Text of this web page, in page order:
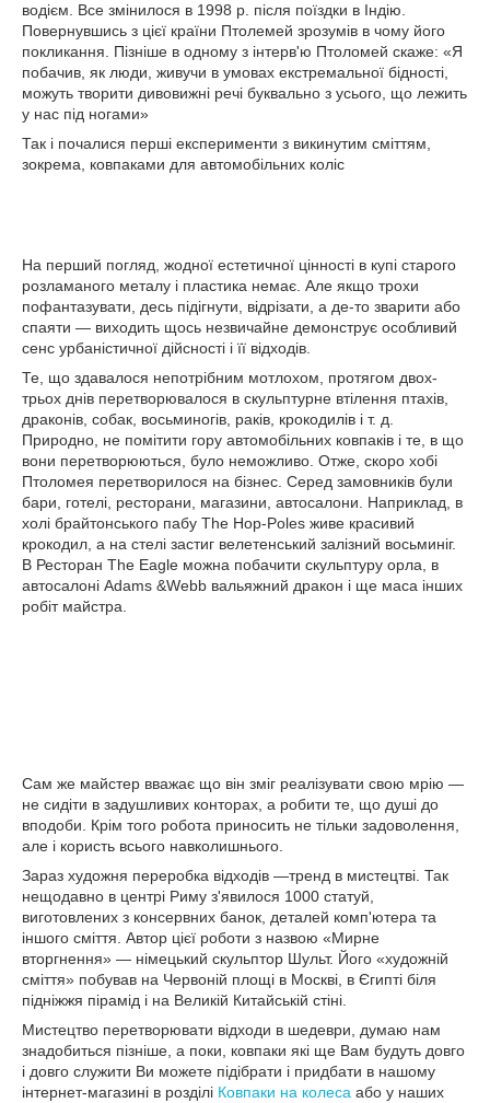
водієм. Все змінилося в 1998 р. після поїздки в Індію.
Повернувшись з цієї країни Птолемей зрозумів в чому його
покликання. Пізніше в одному з інтерв'ю Птоломей скаже: «Я
побачив, як люди, живучи в умовах екстремальної бідності,
можуть творити дивовижні речі буквально з усього, що лежить
у нас під ногами»
Так і почалися перші експерименти з викинутим сміттям,
зокрема, ковпаками для автомобільних коліс
На перший погляд, жодної естетичної цінності в купі старого
розламаного металу і пластика немає. Але якщо трохи
пофантазувати, десь підігнути, відрізати, а де-то зварити або
спаяти — виходить щось незвичайне демонструє особливий
сенс урбаністичної дійсності і її відходів.
Те, що здавалося непотрібним мотлохом, протягом двох-
трьох днів перетворювалося в скульптурне втілення птахів,
драконів, собак, восьминогів, раків, крокодилів і т. д.
Природно, не помітити гору автомобільних ковпаків і те, в що
вони перетворюються, було неможливо. Отже, скоро хобі
Птоломея перетворилося на бізнес. Серед замовників були
бари, готелі, ресторани, магазини, автосалони. Наприклад, в
холі брайтонського пабу The Hop-Poles живе красивий
крокодил, а на стелі застиг велетенський залізний восьминіг.
В Ресторан The Eagle можна побачити скульптуру орла, в
автосалоні Adams &Webb вальяжний дракон і ще маса інших
робіт майстра.
Сам же майстер вважає що він зміг реалізувати свою мрію —
не сидіти в задушливих конторах, а робити те, що душі до
вподоби. Крім того робота приносить не тільки задоволення,
але і користь всього навколишнього.
Зараз художня переробка відходів —тренд в мистецтві. Так
нещодавно в центрі Риму з'явилося 1000 статуй,
виготовлених з консервних банок, деталей комп'ютера та
іншого сміття. Автор цієї роботи з назвою «Мирне
вторгнення» — німецький скульптор Шульт. Його «художній
сміття» побував на Червоній площі в Москві, в Єгипті біля
підніжжя пірамід і на Великій Китайській стіні.
Мистецтво перетворювати відходи в шедеври, думаю нам
знадобиться пізніше, а поки, ковпаки які ще Вам будуть довго
і довго служити Ви можете підібрати і придбати в нашому
інтернет-магазині в розділі Ковпаки на колеса або у наших